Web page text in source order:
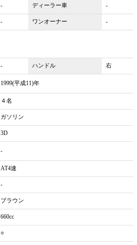
- ディーラー車 -
- ワンオーナー -
- ハンドル
右
1999(平成11)年
４名
ガソリン
3D
-
AT4速
-
ブラウン
660cc
○